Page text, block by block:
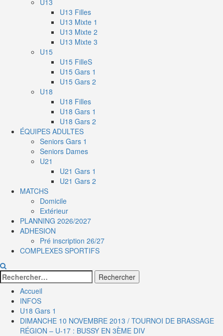
U13
U13 Filles
U13 Mixte 1
U13 Mixte 2
U13 Mixte 3
U15
U15 FilleS
U15 Gars 1
U15 Gars 2
U18
U18 Filles
U18 Gars 1
U18 Gars 2
ÉQUIPES ADULTES
Seniors Gars 1
Seniors Dames
U21
U21 Gars 1
U21 Gars 2
MATCHS
Domicile
Extérieur
PLANNING 2026/2027
ADHESION
Pré inscription 26/27
COMPLEXES SPORTIFS
Rechercher :
Accueil
INFOS
U18 Gars 1
DIMANCHE 10 NOVEMBRE 2013 / TOURNOI DE BRASSAGE
RÉGION – U-17 : BUSSY EN 3ÈME DIV